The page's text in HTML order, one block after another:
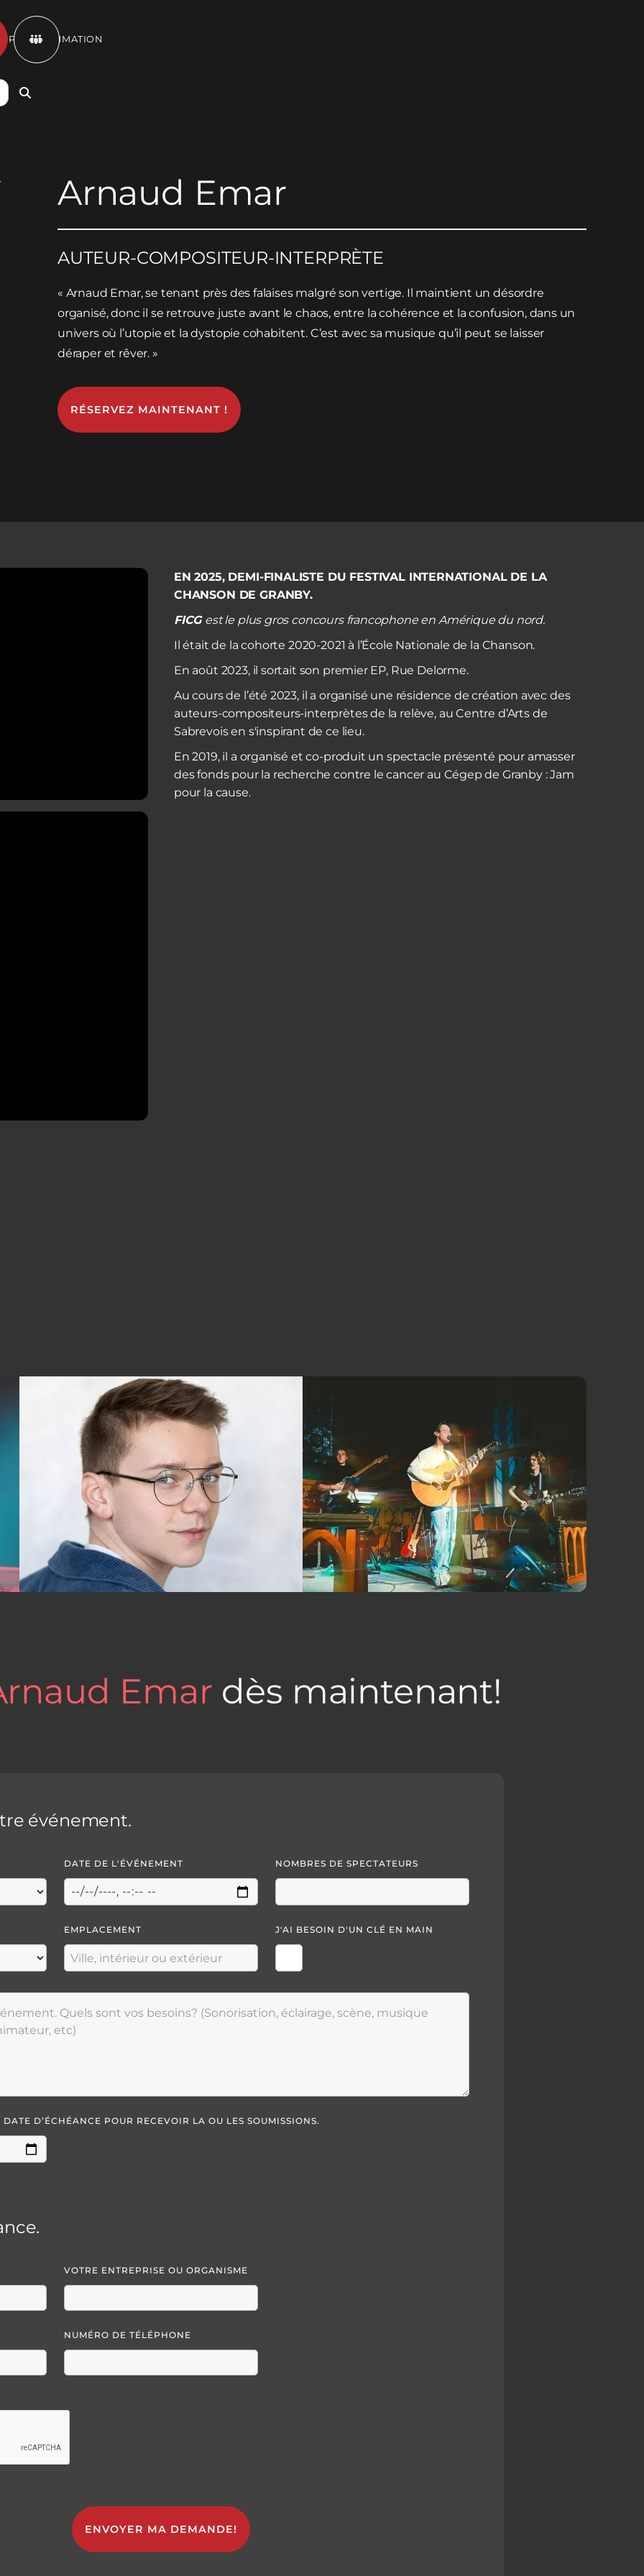
PROGRAMMATION

Arnaud Emar
AUTEUR-COMPOSITEUR-INTERPRÈTE
« Arnaud Emar, se tenant près des falaises malgré son vertige. Il maintient un désordre
organisé, donc il se retrouve juste avant le chaos, entre la cohérence et la confusion, dans un
univers où l’utopie et la dystopie cohabitent. C’est avec sa musique qu’il peut se laisser
déraper et rêver. »
RÉSERVEZ MAINTENANT !
EN 2025, DEMI-FINALISTE DU FESTIVAL INTERNATIONAL DE LA
CHANSON DE GRANBY.
FICG est le plus gros concours francophone en Amérique du nord.
Il était de la cohorte 2020-2021 à l’École Nationale de la Chanson.
En août 2023, il sortait son premier EP, Rue Delorme.
Au cours de l’été 2023, il a organisé une résidence de création avec des
auteurs-compositeurs-interprètes de la relève, au Centre d’Arts de
Sabrevois en s'inspirant de ce lieu.
En 2019, il a organisé et co-produit un spectacle présenté pour amasser
des fonds pour la recherche contre le cancer au Cégep de Granby : Jam
pour la cause.
Emar dès maintenant!
événement.
DATE DE L'ÉVÉNEMENT NOMBRES DE SPECTATEURS
EMPLACEMENT J'AI BESOIN D'UN CLÉ EN MAIN
D’ÉCHÉANCE POUR RECEVOIR LA OU LES SOUMISSIONS.
VOTRE ENTREPRISE OU ORGANISME
NUMÉRO DE TÉLÉPHONE